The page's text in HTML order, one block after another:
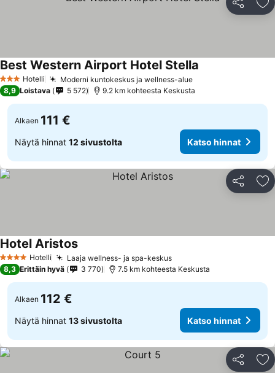
Jaa
3 Tähtiluokitus
Hotelli Moderni kuntokeskus ja wellness-alueKatso hinnat
Best Western Airport Hotel Stella
8,9 Loistava 5 572 9.2 km kohteesta Keskusta
Alkaen 111 €
Näytä hinnat 12 sivustolta Katso hinnat
Jaa
4 Tähtiluokitus
Hotelli Laaja wellness- ja spa-keskusKatso hinnat
Hotel AristosKatso hinnat
8,3 Erittäin hyvä 3 770 7.5 km kohteesta Keskusta
Alkaen 112 €
Näytä hinnat 13 sivustolta Katso hinnat
Jaa